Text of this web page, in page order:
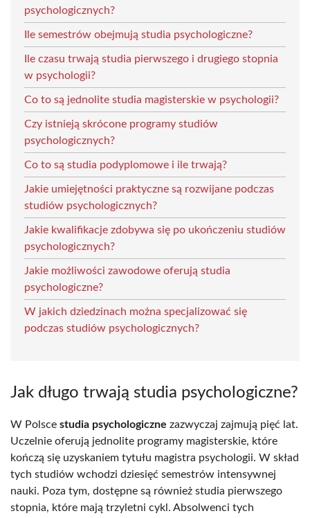
psychologicznych?
Ile semestrów obejmują studia psychologiczne?
Ile czasu trwają studia pierwszego i drugiego stopnia
w psychologii?
Co to są jednolite studia magisterskie w psychologii?
Czy istnieją skrócone programy studiów
psychologicznych?
Co to są studia podyplomowe i ile trwają?
Jakie umiejętności praktyczne są rozwijane podczas
studiów psychologicznych?
Jakie kwalifikacje zdobywa się po ukończeniu studiów
psychologicznych?
Jakie możliwości zawodowe oferują studia
psychologiczne?
W jakich dziedzinach można specjalizować się
podczas studiów psychologicznych?
Jak długo trwają studia psychologiczne?
W Polsce studia psychologiczne zazwyczaj zajmują pięć lat.
Uczelnie oferują jednolite programy magisterskie, które
kończą się uzyskaniem tytułu magistra psychologii. W skład
tych studiów wchodzi dziesięć semestrów intensywnej
nauki. Poza tym, dostępne są również studia pierwszego
stopnia, które mają trzyletni cykl. Absolwenci tych